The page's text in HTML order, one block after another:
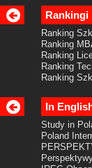
Rankingi
Ranking
Ranking
Ranking
Ranking
Ranking
In
Study in
Poland